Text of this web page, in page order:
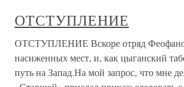
ОТСТУПЛЕНИЕ
ОТСТУПЛЕНИЕ Вскоре отряд
насиженных мест, и, как цыганский
путь на Запад.На мой запрос, что мне